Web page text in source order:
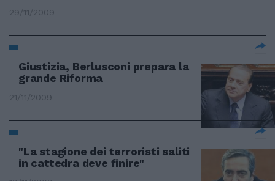
29/11/2009
Giustizia, Berlusconi prepara la
grande Riforma
21/11/2009
"La stagione dei terroristi saliti
in cattedra deve finire"